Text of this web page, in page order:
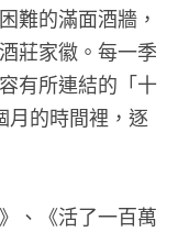
難的滿面酒牆，
莊家徽。每一季
有所連結的「十
月的時間裡，逐
、《活了一百萬